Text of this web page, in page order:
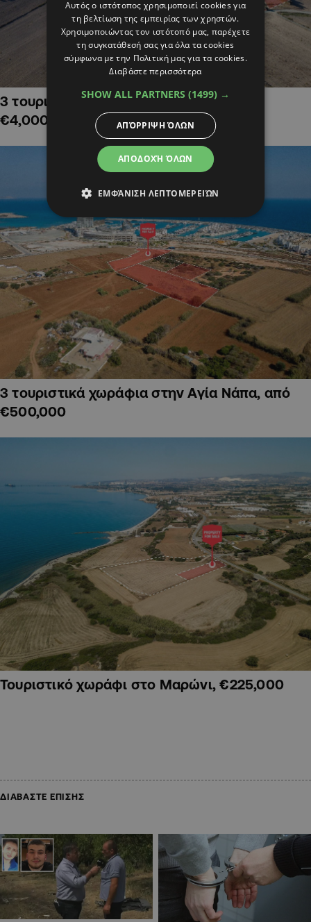
3 τουριστικά χωράφια στην Αλαμινό,
€4,000,000
3 τουριστικά χωράφια στην Αγία Νάπα, από
€500,000
Τουριστικό χωράφι στο Μαρώνι, €225,000
ΔΙΑΒΑΣΤΕ ΕΠΙΣΗΣ
Αυτός ο ιστότοπος χρησιμοποιεί cookies για
τη βελτίωση της εμπειρίας των χρηστών.
Χρησιμοποιώντας τον ιστότοπό μας, παρέχετε
τη συγκατάθεσή σας για όλα τα cookies
σύμφωνα με την Πολιτική μας για τα cookies.
Διαβάστε περισσότερα
SHOW ALL PARTNERS (1499) →
ΑΠΟΔΟΧΉ ΌΛΩΝ
ΑΠΌΡΡΙΨΗ ΌΛΩΝ
ΕΜΦΆΝΙΣΗ ΛΕΠΤΟΜΕΡΕΙΏΝ